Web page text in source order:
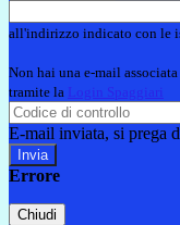
all'indirizzo indicato con le
Non hai una e-mail
tramite la Login Spaggiari
E-mail inviata, si prega
Errore
Chiudi